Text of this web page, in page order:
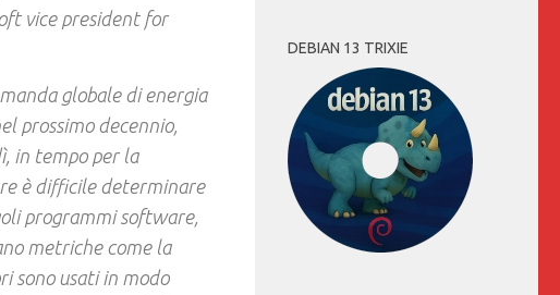
vice president for
globale di energia
prossimo decennio,
in tempo per la
è difficile determinare
programmi software,
metriche come la
sono usati in modo
DEBIAN 13 TRIXIE